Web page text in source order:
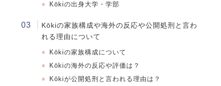
Kōkiの出身大学・学部
Kōkiの家族構成や海外の反応や公開処刑と言わ
れる理由について
Kōkiの家族構成について
Kōkiの海外の反応や評価は？
Kōkiが公開処刑と言われる理由は？